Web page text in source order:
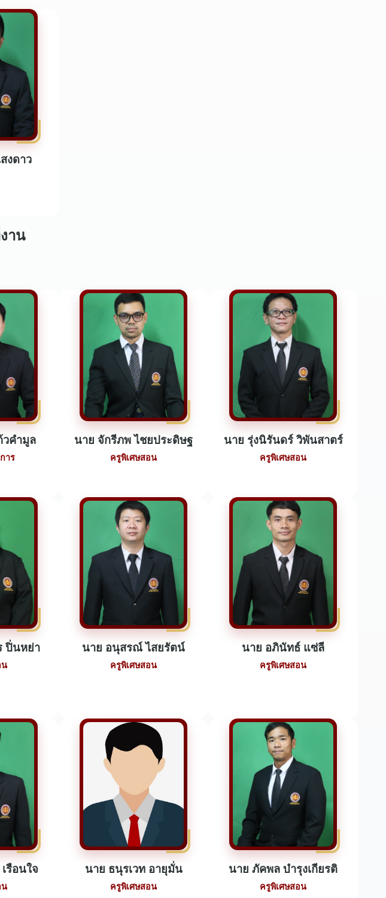
งดาว
าน
คำมูล
าร
นาย จักรีภพ ไชยประดิษฐ
ครูพิเศษสอน
นาย รุ่งนิรันดร์ วิพันสาตร์
ครูพิเศษสอน
ปิ่นหย่า
น
นาย อนุสรณ์ ไสยรัตน์
ครูพิเศษสอน
นาย อภินัทธ์ แซ่ลี
ครูพิเศษสอน
รือนใจ
น
นาย ธนุรเวท อายุมั่น
ครูพิเศษสอน
นาย ภัคพล บำรุงเกียรติ
ครูพิเศษสอน